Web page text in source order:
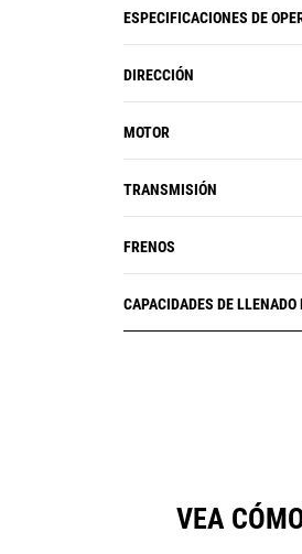
ESPECIFICACIONES DE
DIRECCIÓN
MOTOR
TRANSMISIÓN
FRENOS
CAPACIDADES DE LLENADO
VEA